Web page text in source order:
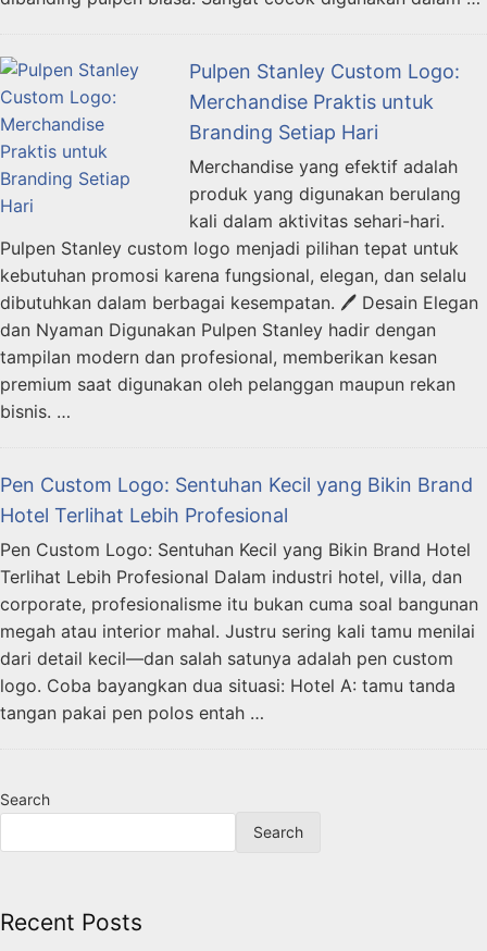
Pulpen Stanley Custom Logo:
Merchandise Praktis untuk
Branding Setiap Hari
Merchandise yang efektif adalah
produk yang digunakan berulang
kali dalam aktivitas sehari-hari.
Pulpen Stanley custom logo menjadi pilihan tepat untuk
kebutuhan promosi karena fungsional, elegan, dan selalu
dibutuhkan dalam berbagai kesempatan. 🖊️ Desain Elegan
dan Nyaman Digunakan Pulpen Stanley hadir dengan
tampilan modern dan profesional, memberikan kesan
premium saat digunakan oleh pelanggan maupun rekan
bisnis. …
Pen Custom Logo: Sentuhan Kecil yang Bikin Brand
Hotel Terlihat Lebih Profesional
Pen Custom Logo: Sentuhan Kecil yang Bikin Brand Hotel
Terlihat Lebih Profesional Dalam industri hotel, villa, dan
corporate, profesionalisme itu bukan cuma soal bangunan
megah atau interior mahal. Justru sering kali tamu menilai
dari detail kecil—dan salah satunya adalah pen custom
logo. Coba bayangkan dua situasi: Hotel A: tamu tanda
tangan pakai pen polos entah …
Search
Search
Recent Posts